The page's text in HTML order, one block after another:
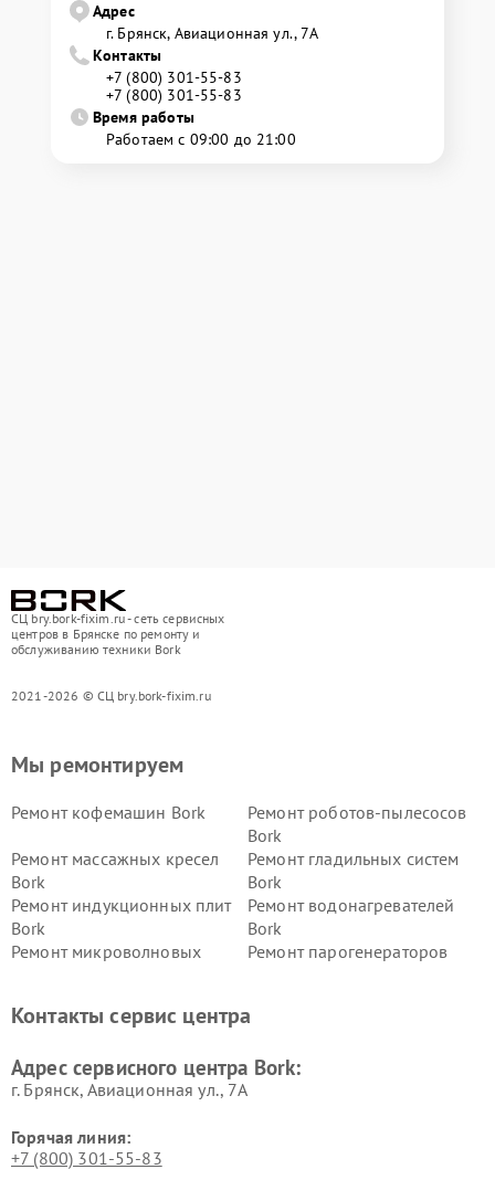
Адрес
г. Брянск, Авиационная ул., 7А
Контакты
+7 (800) 301-55-83
+7 (800) 301-55-83
Время работы
Работаем с 09:00 до 21:00
СЦ bry.bork-fixim.ru - сеть сервисных
центров в Брянске по ремонту и
обслуживанию техники Bork
2021-2026 © СЦ bry.bork-fixim.ru
Мы ремонтируем
Ремонт кофемашин Bork
Ремонт роботов-пылесосов
Bork
Ремонт массажных кресел
Bork
Ремонт гладильных систем
Bork
Ремонт индукционных плит
Bork
Ремонт водонагревателей
Bork
Ремонт микроволновых
Ремонт парогенераторов
воздуха Bork
Bork
Bork
Контакты сервис центра
Адрес сервисного центра Bork:
г. Брянск, Авиационная ул., 7А
Горячая линия:
+7 (800) 301-55-83